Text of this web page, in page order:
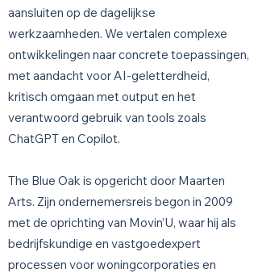
aansluiten op de dagelijkse
werkzaamheden. We vertalen complexe
ontwikkelingen naar concrete toepassingen,
met aandacht voor AI-geletterdheid,
kritisch omgaan met output en het
verantwoord gebruik van tools zoals
ChatGPT en Copilot.
The Blue Oak is opgericht door Maarten
Arts. Zijn ondernemersreis begon in 2009
met de oprichting van Movin’U, waar hij als
bedrijfskundige en vastgoedexpert
processen voor woningcorporaties en